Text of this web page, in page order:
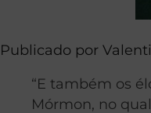
Publicado por
“E também os
Mórmon, no